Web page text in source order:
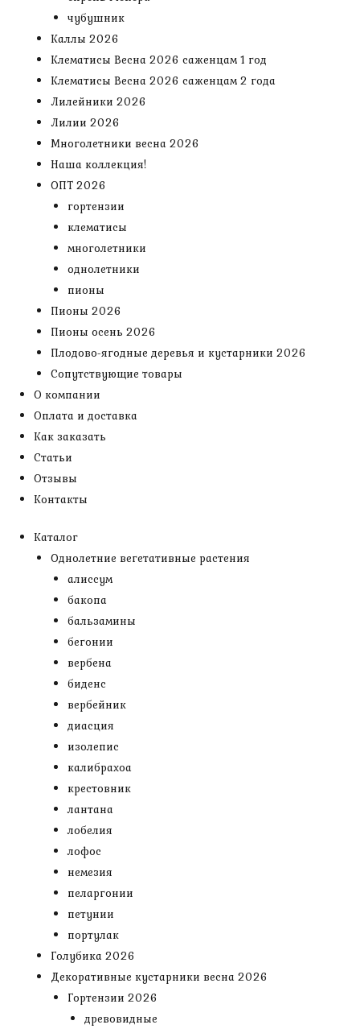
чубушник
Каллы 2026
Клематисы Весна 2026 саженцам 1 год
Клематисы Весна 2026 саженцам 2 года
Лилейники 2026
Лилии 2026
Многолетники весна 2026
Наша коллекция!
ОПТ 2026
гортензии
клематисы
многолетники
однолетники
пионы
Пионы 2026
Пионы осень 2026
Плодово-ягодные деревья и кустарники 2026
Сопутствующие товары
О компании
Оплата и доставка
Как заказать
Статьи
Отзывы
Контакты
Каталог
Однолетние вегетативные растения
алиссум
бакопа
бальзамины
бегонии
вербена
биденс
вербейник
диасция
изолепис
калибрахоа
крестовник
лантана
лобелия
лофос
немезия
пеларгонии
петунии
портулак
Голубика 2026
Декоративные кустарники весна 2026
Гортензии 2026
древовидные